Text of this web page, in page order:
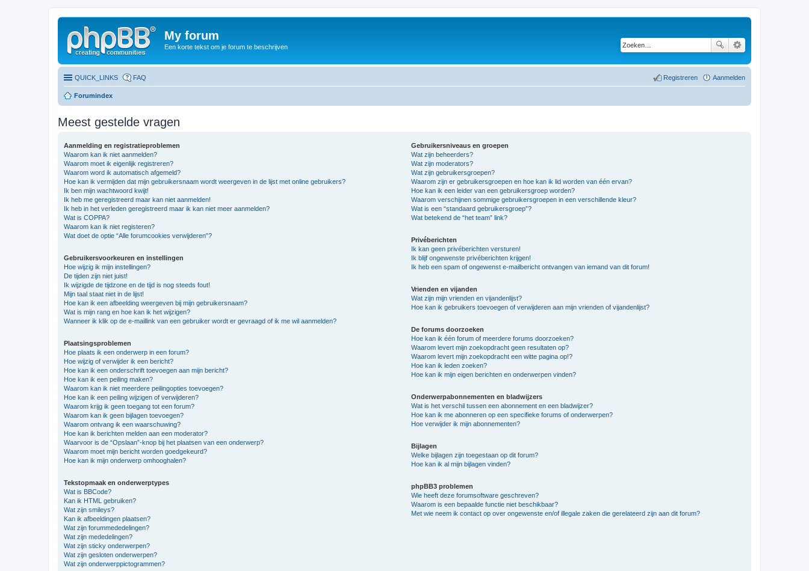
My forum
Een korte tekst om je forum te beschrijven
QUICK_LINKS FAQ Aanmelden
Registreren
Forumindex
Meest gestelde vragen
Aanmelding en registratieproblemen
Waarom kan ik niet aanmelden?
Waarom moet ik eigenlijk registreren?
Waarom word ik automatisch afgemeld?
Hoe kan ik vermijden dat mijn gebruikersnaam wordt weergeven in de lijst met online gebruikers?
Ik ben mijn wachtwoord kwijt!
Ik heb me geregistreerd maar kan niet aanmelden!
Ik heb in het verleden geregistreerd maar ik kan niet meer aanmelden?
Wat is COPPA?
Waarom kan ik niet registeren?
Wat doet de optie “Alle forumcookies verwijderen”?
Gebruikersvoorkeuren en instellingen
Hoe wijzig ik mijn instellingen?
De tijden zijn niet juist!
Ik wijzigde de tijdzone en de tijd is nog steeds fout!
Mijn taal staat niet in de lijst!
Hoe kan ik een afbeelding weergeven bij mijn gebruikersnaam?
Wat is mijn rang en hoe kan ik het wijzigen?
Wanneer ik klik op de e-maillink van een gebruiker wordt er gevraagd of ik me wil aanmelden?
Plaatsingsproblemen
Hoe plaats ik een onderwerp in een forum?
Hoe wijzig of verwijder ik een bericht?
Hoe kan ik een onderschrift toevoegen aan mijn bericht?
Hoe kan ik een peiling maken?
Waarom kan ik niet meerdere peilingopties toevoegen?
Hoe kan ik een peiling wijzigen of verwijderen?
Waarom krijg ik geen toegang tot een forum?
Waarom kan ik geen bijlagen toevoegen?
Waarom ontvang ik een waarschuwing?
Hoe kan ik berichten melden aan een moderator?
Waarvoor is de “Opslaan”-knop bij het plaatsen van een onderwerp?
Waarom moet mijn bericht worden goedgekeurd?
Hoe kan ik mijn onderwerp omhooghalen?
Tekstopmaak en onderwerptypes
Wat is BBCode?
Kan ik HTML gebruiken?
Wat zijn smileys?
Kan ik afbeeldingen plaatsen?
Wat zijn forummededelingen?
Wat zijn mededelingen?
Wat zijn sticky onderwerpen?
Wat zijn gesloten onderwerpen?
Wat zijn onderwerppictogrammen?
Gebruikersniveaus en groepen
Wat zijn beheerders?
Wat zijn moderators?
Wat zijn gebruikersgroepen?
Waarom zijn er gebruikersgroepen en hoe kan ik lid worden van één ervan?
Hoe kan ik een leider van een gebruikersgroep worden?
Waarom verschijnen sommige gebruikersgroepen in een verschillende kleur?
Wat is een “standaard gebruikersgroep”?
Wat betekend de “het team” link?
Privéberichten
Ik kan geen privéberichten versturen!
Ik blijf ongewenste privéberichten krijgen!
Ik heb een spam of ongewenst e-mailbericht ontvangen van iemand van dit forum!
Vrienden en vijanden
Wat zijn mijn vrienden en vijandenlijst?
Hoe kan ik gebruikers toevoegen of verwijderen aan mijn vrienden of vijandenlijst?
De forums doorzoeken
Hoe kan ik één forum of meerdere forums doorzoeken?
Waarom levert mijn zoekopdracht geen resultaten op?
Waarom levert mijn zoekopdracht een witte pagina op!?
Hoe kan ik leden zoeken?
Hoe kan ik mijn eigen berichten en onderwerpen vinden?
Onderwerpabonnementen en bladwijzers
Wat is het verschil tussen een abonnement en een bladwijzer?
Hoe kan ik me abonneren op een specifieke forums of onderwerpen?
Hoe verwijder ik mijn abonnementen?
Bijlagen
Welke bijlagen zijn toegestaan op dit forum?
Hoe kan ik al mijn bijlagen vinden?
phpBB3 problemen
Wie heeft deze forumsoftware geschreven?
Waarom is een bepaalde functie niet beschikbaar?
Met wie neem ik contact op over ongewenste en/of illegale zaken die gerelateerd zijn aan dit forum?